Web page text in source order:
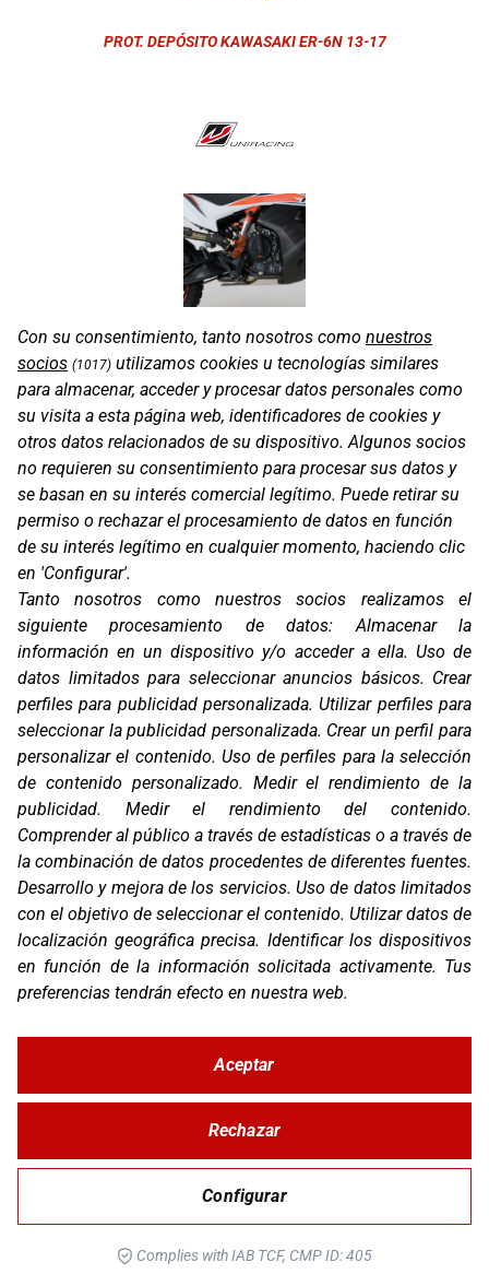
PROT. DEPÓSITO KAWASAKI ER-6N 13-17
PROT. DEPÓSITO KTM 890 ADV R 20-21
PROT. KTM 790 ADVENTURE R RALLY 18-19
PROT. KTM 890 ADVENTURE R RALLY 20-21
Con su consentimiento, tanto nosotros como nuestros
socios (1017) utilizamos cookies u tecnologías similares
para almacenar, acceder y procesar datos personales como
su visita a esta página web, identificadores de cookies y
otros datos relacionados de su dispositivo. Algunos socios
no requieren su consentimiento para procesar sus datos y
se basan en su interés comercial legítimo. Puede retirar su
permiso o rechazar el procesamiento de datos en función
de su interés legítimo en cualquier momento, haciendo clic
en 'Configurar'.
Tanto nosotros como nuestros socios realizamos el
siguiente procesamiento de datos:Almacenar la
información en un dispositivo y/o acceder a ella. Uso de
datos limitados para seleccionar anuncios básicos. Crear
perfiles para publicidad personalizada.Utilizar perfiles para
seleccionar la publicidad personalizada. Crear un perfil para
personalizar el contenido. Uso de perfiles para la selección
de contenido personalizado. Medir el rendimiento de la
publicidad. Medir el rendimiento del contenido.
Comprender al público a través de estadísticas o a través de
la combinación de datos procedentes de diferentes fuentes.
Desarrollo y mejora de los servicios.Uso de datos limitados
con el objetivo de seleccionar el contenido. Utilizar datos de
localización geográfica precisa. Identificar los dispositivos
en función de la información solicitada activamente. Tus
preferencias tendrán efecto en nuestra web.
Configurar
Rechazar
Aceptar
Complies with IAB TCF, CMP ID: 405